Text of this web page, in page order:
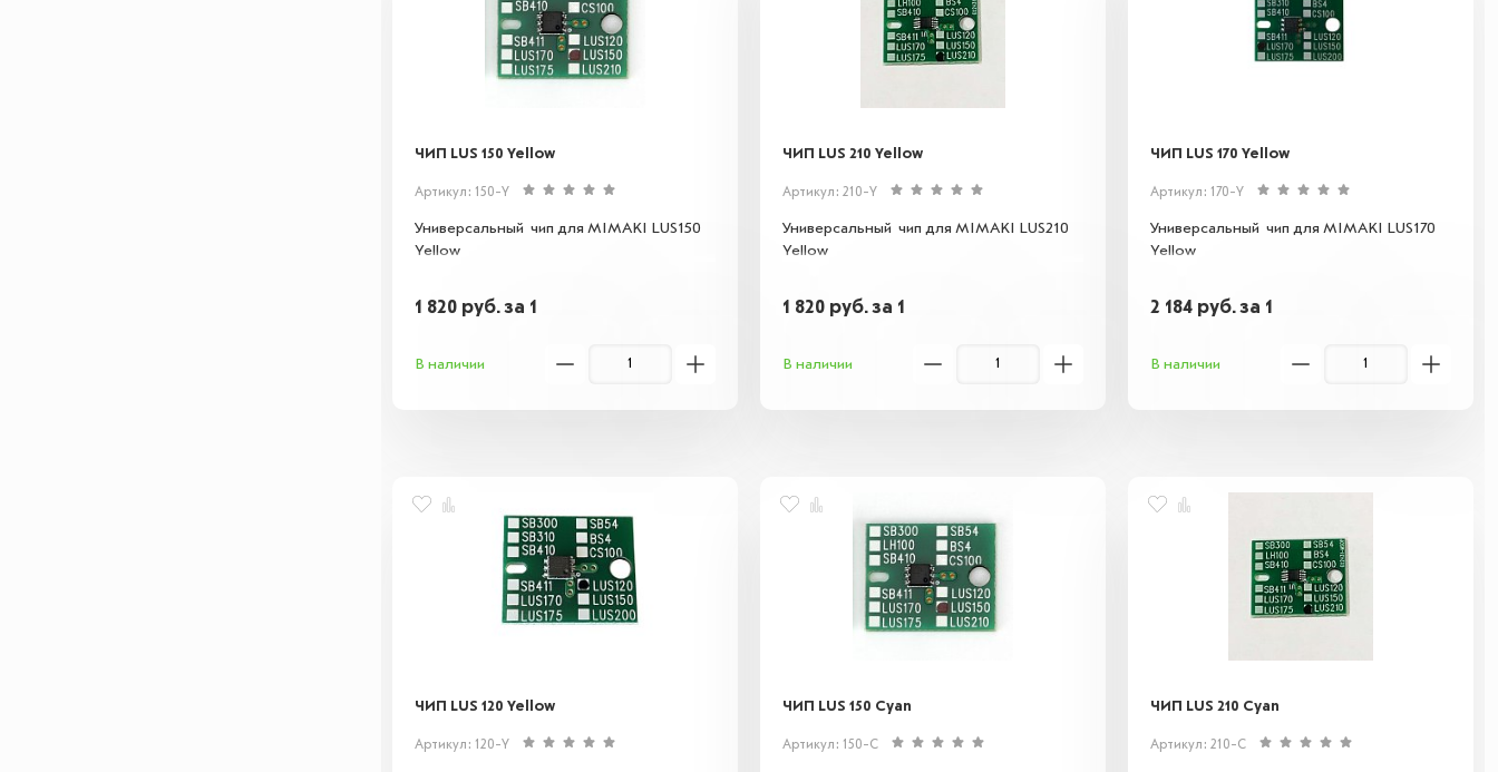
ЧИП LUS 150 Yellow
Артикул: 150-Y
Универсальный чип для MIMAKI LUS150
Yellow
1 820 руб.за 1
В наличии
ЧИП LUS 210 Yellow
Артикул: 210-Y
Универсальный чип для MIMAKI LUS210
Yellow
1 820 руб.за 1
В наличии
ЧИП LUS 170 Yellow
Артикул: 170-Y
Универсальный чип для MIMAKI LUS170
Yellow
2 184 руб.за 1
В наличии
ЧИП LUS 120 Yellow
Артикул: 120-Y
ЧИП LUS 150 Cyan
Артикул: 150-C
ЧИП LUS 210 Cyan
Артикул: 210-C